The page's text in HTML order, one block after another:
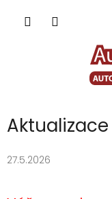
27.5.2026